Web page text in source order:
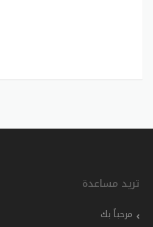
تريد مساعدة
مرحباً بك